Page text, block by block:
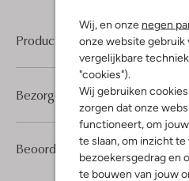
Wij, en onze negen
onze website gebruik
vergelijkbare
"cookies").
Wij gebruiken
zorgen dat onze
functioneert, om
te slaan, om inzicht
bezoekersgedrag en
te bouwen van jouw
Product informatie
Beoordelingen (3) 3
3
Bezorgen & retourneren